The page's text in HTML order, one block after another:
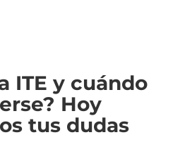
ITE y cuándo
Hoy
tus dudas